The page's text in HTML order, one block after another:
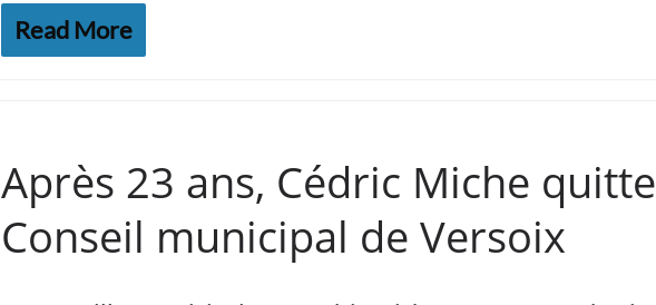
Read More
Après 23 ans, Cédric Miche
Conseil municipal de Versoix